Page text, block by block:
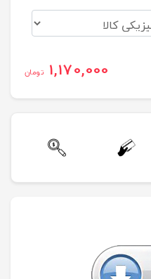
1,170,000 تومان